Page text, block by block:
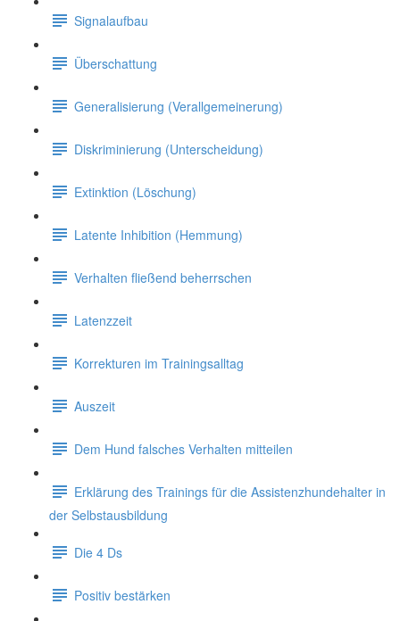
Signalaufbau
Überschattung
Generalisierung (Verallgemeinerung)
Diskriminierung (Unterscheidung)
Extinktion (Löschung)
Latente Inhibition (Hemmung)
Verhalten fließend beherrschen
Latenzzeit
Korrekturen im Trainingsalltag
Auszeit
Dem Hund falsches Verhalten mitteilen
Erklärung des Trainings für die Assistenzhundehalter in
der Selbstausbildung
Die 4 Ds
Positiv bestärken